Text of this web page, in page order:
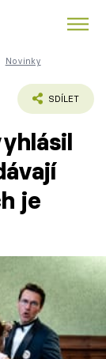
Novinky
SDÍLET
je